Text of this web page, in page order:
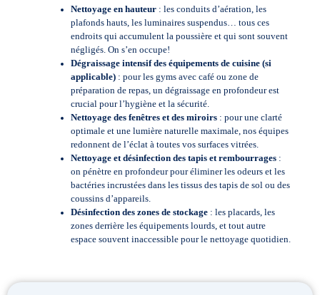
Nettoyage en hauteur: les conduits d’aération, les
plafonds hauts, les luminaires suspendus… tous ces
endroits qui accumulent la poussière et qui sont souvent
négligés. On s’en occupe!
Dégraissage intensif des équipements de cuisine (si
applicable) : pour les gyms avec café ou zone de
préparation de repas, un dégraissage en profondeur est
crucial pour l’hygiène et la sécurité.
Nettoyage des fenêtres et des miroirs: pour une clarté
optimale et une lumière naturelle maximale, nos équipes
redonnent de l’éclat à toutes vos surfaces vitrées.
Nettoyage et désinfection des tapis et rembourrages:
on pénètre en profondeur pour éliminer les odeurs et les
bactéries incrustées dans les tissus des tapis de sol ou des
coussins d’appareils.
Désinfection des zones de stockage: les placards, les
zones derrière les équipements lourds, et tout autre
espace souvent inaccessible pour le nettoyage quotidien.